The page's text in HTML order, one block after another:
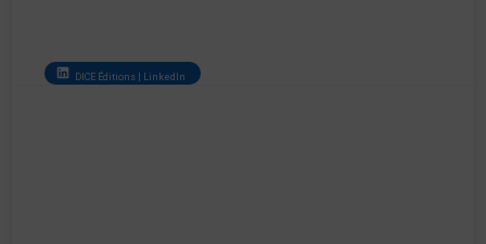
DICE Éditions | LinkedIn